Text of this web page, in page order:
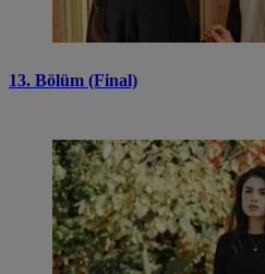
13. Bölüm (Final)